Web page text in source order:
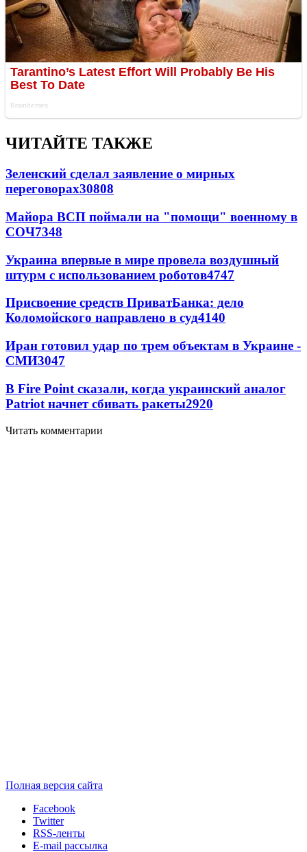
ЧИТАЙТЕ ТАКЖЕ
Зеленский сделал заявление о мирных
переговорах30808
Майора ВСП поймали на "помощи" военному в
СОЧ7348
Украина впервые в мире провела воздушный
штурм с использованием роботов4747
Присвоение средств ПриватБанка: дело
Коломойского направлено в суд4140
Иран готовил удар по трем объектам в Украине -
СМИ3047
В Fire Point сказали, когда украинский аналог
Patriot начнет сбивать ракеты2920
Читать комментарии
Полная версия сайта
Facebook
Twitter
RSS-ленты
E-mail рассылка